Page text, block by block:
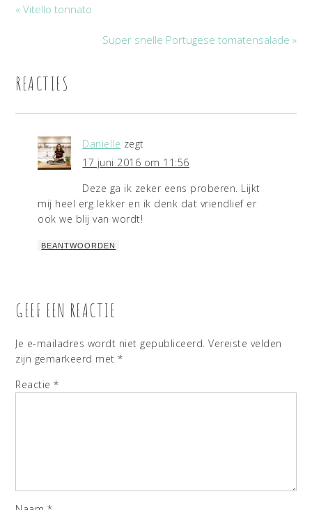
« Vitello tonnato
Super snelle Portugese tomatensalade »
REACTIES
Danielle zegt
17 juni 2016 om 11:56
Deze ga ik zeker eens proberen. Lijkt
mij heel erg lekker en ik denk dat vriendlief er
ook we blij van wordt!
BEANTWOORDEN
GEEF EEN REACTIE
Je e-mailadres wordt niet gepubliceerd. Vereiste velden
zijn gemarkeerd met*
Reactie*